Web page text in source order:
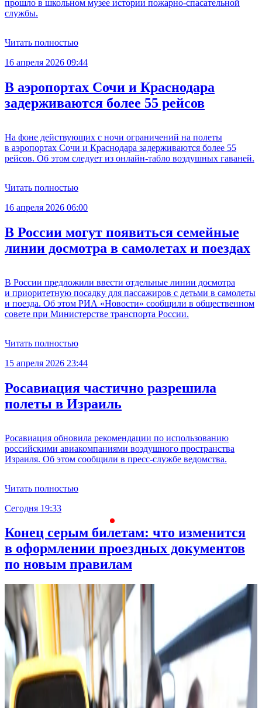
прошло в школьном музее истории пожарно-спасательной
службы.
Читать полностью
16 апреля 2026 09:44
В аэропортах Сочи и Краснодара
задерживаются более 55 рейсов
На фоне действующих с ночи ограничений на полеты
в аэропортах Сочи и Краснодара задерживаются более 55
рейсов. Об этом следует из онлайн-табло воздушных гаваней.
Читать полностью
16 апреля 2026 06:00
В России могут появиться семейные
линии досмотра в самолетах и поездах
В России предложили ввести отдельные линии досмотра
и приоритетную посадку для пассажиров с детьми в самолеты
и поезда. Об этом РИА «Новости» сообщили в общественном
совете при Министерстве транспорта России.
Читать полностью
15 апреля 2026 23:44
Росавиация частично разрешила
полеты в Израиль
Росавиация обновила рекомендации по использованию
российскими авиакомпаниями воздушного пространства
Израиля. Об этом сообщили в пресс-службе ведомства.
Читать полностью
Сегодня 19:33
Конец серым билетам: что изменится
в оформлении проездных документов
по новым правилам